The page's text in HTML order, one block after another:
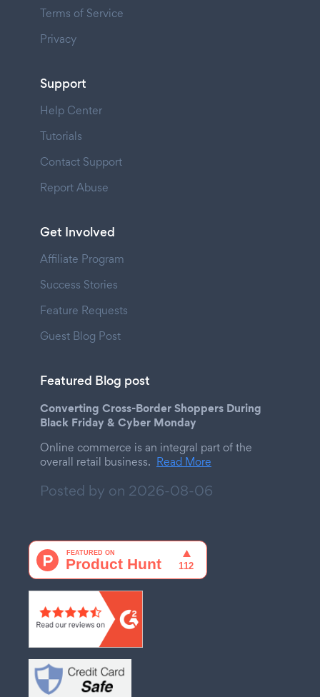
Terms of Service
Privacy
Support
Help Center
Tutorials
Contact Support
Report Abuse
Get Involved
Affiliate Program
Success Stories
Feature Requests
Guest Blog Post
Featured Blog post
Converting Cross-Border Shoppers During
Black Friday & Cyber Monday
Online commerce is an integral part of the
overall retail business. Read More
Posted by on 2026-08-06